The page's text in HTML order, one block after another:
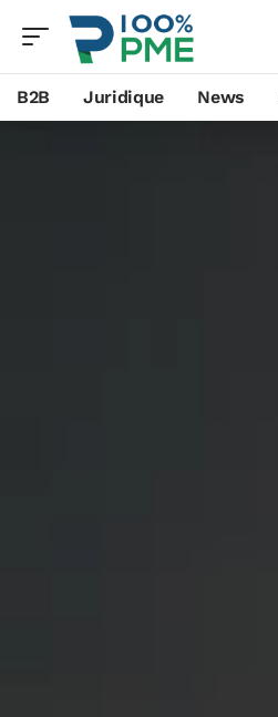
B2B Juridique News